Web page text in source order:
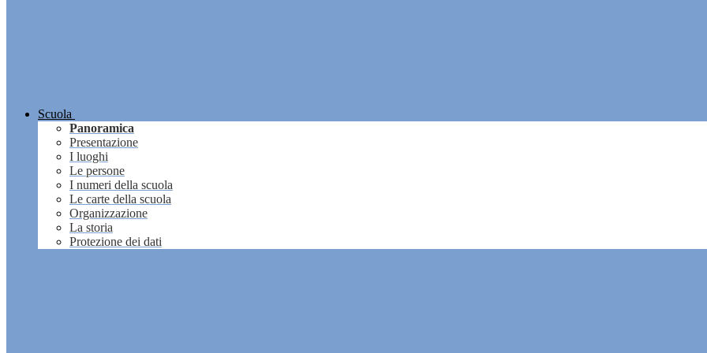
Scuola
Panoramica
Presentazione
I luoghi
Le persone
I numeri della scuola
Le carte della scuola
Organizzazione
La storia
Protezione dei dati